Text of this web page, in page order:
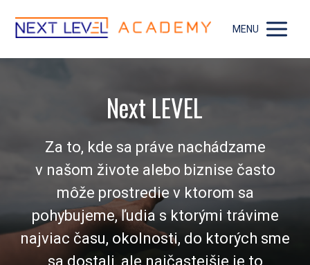
MENU
Next LEVEL
Za to, kde sa práve nachádzame
v našom živote alebo biznise často
môže prostredie v ktorom sa
pohybujeme, ľudia s ktorými trávime
najviac času, okolnosti, do ktorých sme
sa dostali, ale najčastejšie je to